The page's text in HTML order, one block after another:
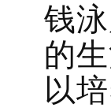
钱
的
以